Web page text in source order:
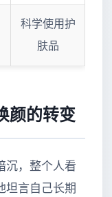
科学使用护
肤品
颜的转变
沉，整个人看
坦言自己长期